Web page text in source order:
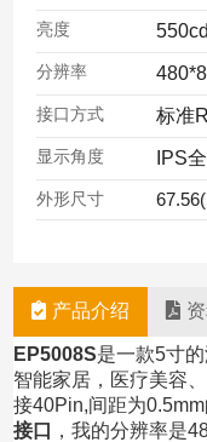
亮度
分辨率
接口方式 标准
显示角度 IPS
外形尺寸
产品介绍
EP5008S是一款5寸
智能家居，医疗美容、
接40Pin,间距为
接口
，我的分辨率是